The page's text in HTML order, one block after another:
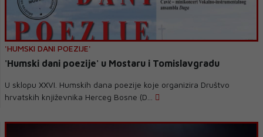
'HUMSKI DANI POEZIJE'
'Humski dani poezije' u Mostaru i Tomislavgradu
U sklopu XXVI. Humskih dana poezije koje organizira Društvo
hrvatskih književnika Herceg Bosne (D...